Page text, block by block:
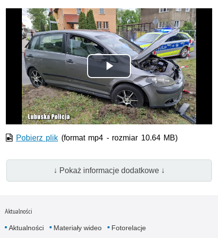
Odtwórz
wideo
Pobierz plik (format mp4 - rozmiar 10.64 MB)
↓ Pokaż informacje dodatkowe ↓
Aktualności
Aktualności Materiały wideo Fotorelacje